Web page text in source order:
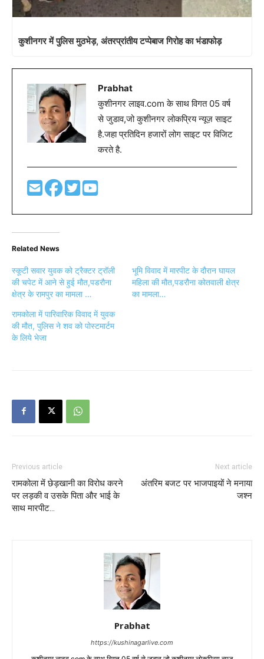
कुशीनगर में पुलिस मुठभेड़, अंतरप्रांतीय टप्पेबाज गिरोह का भंडाफोड़
Prabhat
कुशीनगर लाइव.com के साथ विगत 05 वर्ष
से जुडाव,जो कुशीनगर लोकप्रिय न्यूज़ साइट
है.जहा प्रतिदिन हजारों लोग साइट पर विजिट
करते है.
Related News
स्कूटी सवार युवक को ट्रैक्टर ट्रॉली
की चपेट में आने से हुई मौत,पडरौना
क्षेत्र के रामपुर का मामला …
भूमि विवाद में मारपीट के दौरान घायल
महिला की मौत,पडरौना कोतवाली क्षेत्र
का मामला…
रामकोला में पारिवारिक विवाद में युवक
की मौत, पुलिस ने शव को पोस्टमार्टम
के लिये भेजा
Previous article
रामकोला में छेड़खानी का विरोध करने
पर लड़की व उसके पिता और भाई के
साथ मारपीट…
Next article
अंतरिम बजट पर भाजपाइयों ने मनाया
जश्न
Prabhat
https://kushinagarlive.com